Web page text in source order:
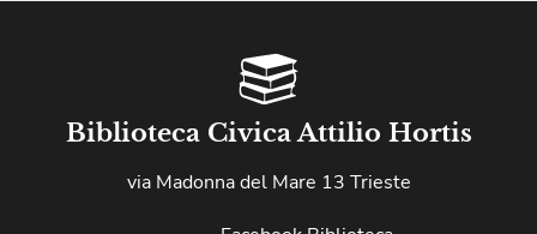
Biblioteca Civica Attilio Hortis
via Madonna del Mare 13 Trieste